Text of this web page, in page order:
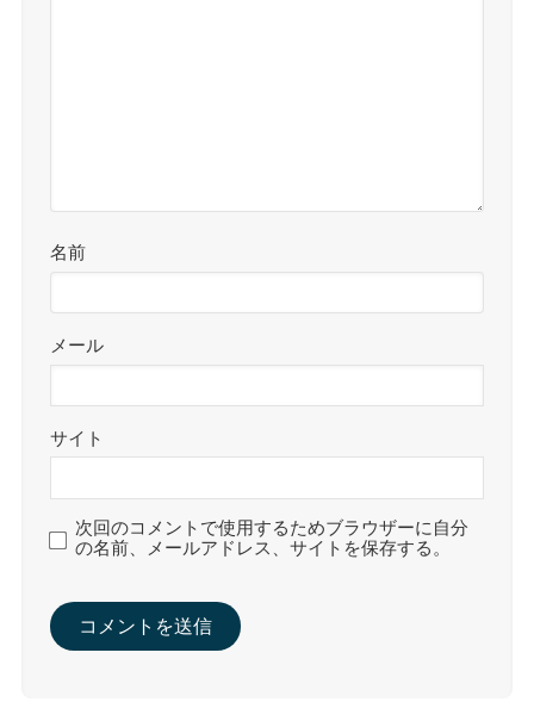
名前
メール
サイト
次回のコメントで使用するためブラウザーに自分
の名前、メールアドレス、サイトを保存する。